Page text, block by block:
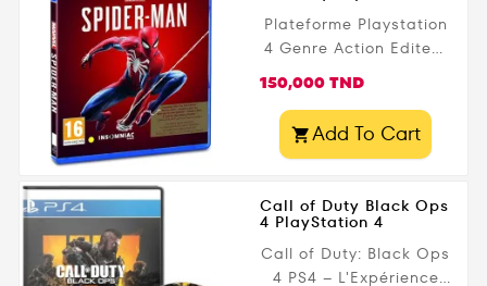
et action intense.
Version remastérisée
DLC inclus. Disponible
maintenant sur
Gamezone.tn .
Plateforme Playstation
4 Genre Action Editeur
7 septembre 2018
Prix
150,000 TND
Add To Cart
Call of Duty Black Ops
4 PlayStation 4
Call of Duty: Black Ops
4 PS4 – L'Expérience